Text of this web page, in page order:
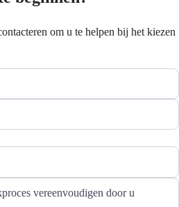
om u te helpen bij het kiezen